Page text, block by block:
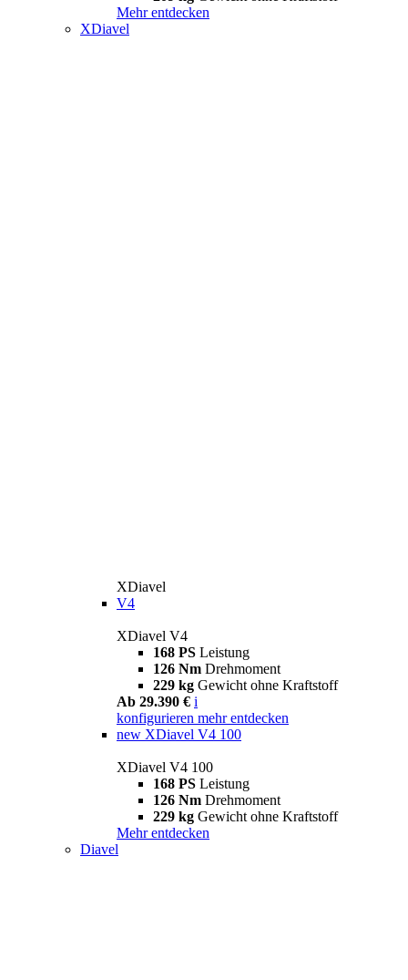
Mehr entdecken
XDiavel
XDiavel
V4
XDiavel V4
168 PS Leistung
126 Nm Drehmoment
229 kg Gewicht ohne Kraftstoff
Ab 29.390 € i
konfigurieren mehr entdecken
new XDiavel V4 100
XDiavel V4 100
168 PS Leistung
126 Nm Drehmoment
229 kg Gewicht ohne Kraftstoff
Mehr entdecken
Diavel